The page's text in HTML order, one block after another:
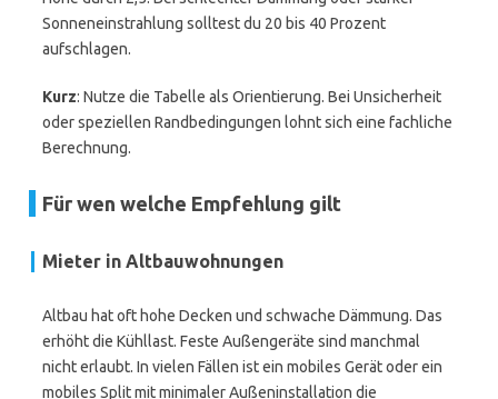
Sonneneinstrahlung solltest du 20 bis 40 Prozent
aufschlagen.
Kurz: Nutze die Tabelle als Orientierung. Bei Unsicherheit
oder speziellen Randbedingungen lohnt sich eine fachliche
Berechnung.
Für wen welche Empfehlung gilt
Mieter in Altbauwohnungen
Altbau hat oft hohe Decken und schwache Dämmung. Das
erhöht die Kühllast. Feste Außengeräte sind manchmal
nicht erlaubt. In vielen Fällen ist ein mobiles Gerät oder ein
mobiles Split mit minimaler Außeninstallation die